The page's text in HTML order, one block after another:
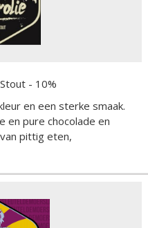
Stout - 10%
en een sterke smaak.
en pure chocolade en
pittig eten,